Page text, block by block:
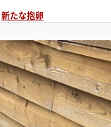
新たな抱卵